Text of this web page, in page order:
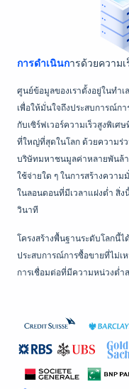
การดำเนินการด้วยความเ
ศูนย์ข้อมูลของเราตั้งอยู่ในทำ
เพื่อให้มั่นใจถึงประสบการณ์ก
กับเซิร์ฟเวอร์ความเร็วสูงพิเศ
ที่ใหญ่ที่สุดในโลก ด้วยความร่
บริษัทมหาชนมูลค่าหลายพันล้า
ใช้จ่ายใด ๆ ในการสร้างความ
ในลอนดอนที่มีเวลาแฝงต่ำ สิ่ง
วินาที
โครงสร้างพื้นฐานระดับโลกนี้
ประสบการณ์การซื้อขายที่ไม่เ
การเชื่อมต่อที่มีความหน่วงต่ำ